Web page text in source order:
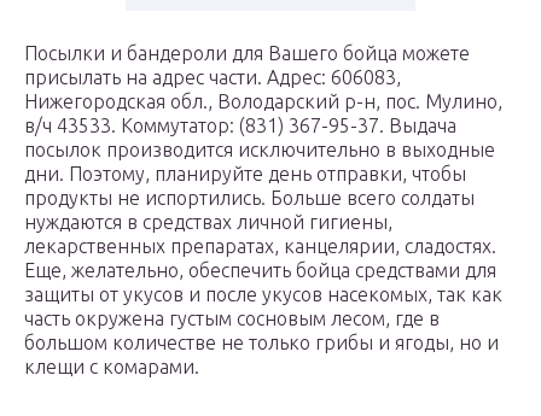
Посылки и бандероли для Вашего бойца можете
присылать на адрес части. Адрес: 606083,
Нижегородская обл., Володарский р-н, пос. Мулино,
в/ч 43533. Коммутатор: (831) 367-95-37. Выдача
посылок производится исключительно в выходные
дни. Поэтому, планируйте день отправки, чтобы
продукты не испортились. Больше всего солдаты
нуждаются в средствах личной гигиены,
лекарственных препаратах, канцелярии, сладостях.
Еще, желательно, обеспечить бойца средствами для
защиты от укусов и после укусов насекомых, так как
часть окружена густым сосновым лесом, где в
большом количестве не только грибы и ягоды, но и
клещи с комарами.